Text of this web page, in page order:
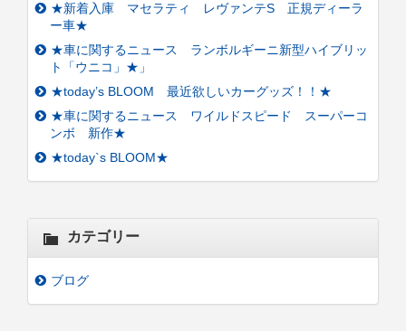
★新着入庫 マセラティ レヴァンテS 正規ディーラ
ー車★
★車に関するニュース ランボルギーニ新型ハイブリッ
ト「ウニコ」★」
★today’s BLOOM 最近欲しいカーグッズ！！★
★車に関するニュース ワイルドスピード スーパーコ
ンボ 新作★
★today`s BLOOM★
カテゴリー
ブログ